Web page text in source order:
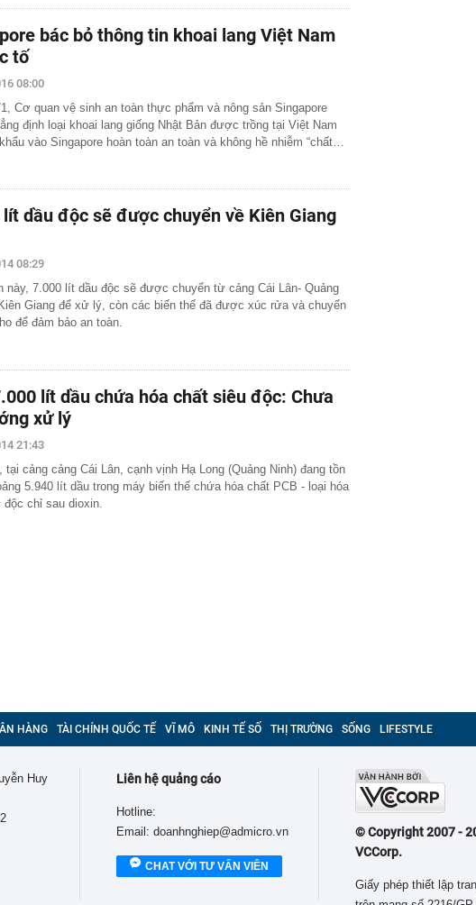
bác bỏ thông tin khoai lang Việt Nam
tố
08:00
Cơ quan vệ sinh an toàn thực phẩm và nông sản Singapore
định loại khoai lang giống Nhật Bản được trồng tại Việt Nam
vào Singapore hoàn toàn an toàn và không hề nhiễm “chất…
dầu độc sẽ được chuyển về Kiên Giang
08:29
này, 7.000 lít dầu độc sẽ được chuyển từ cảng Cái Lân- Quảng
Giang để xử lý, còn các biến thế đã được xúc rửa và chuyển
để đảm bảo an toàn.
lít dầu chứa hóa chất siêu độc: Chưa
xử lý
21:43
tại cảng cảng Cái Lân, cạnh vịnh Hạ Long (Quảng Ninh) đang tồn
5.940 lít dầu trong máy biến thế chứa hóa chất PCB - loại hóa
chỉ sau dioxin.
HÀNG TÀI CHÍNH QUỐC TẾ VĨ MÔ KINH TẾ SỐ THỊ TRƯỜNG SỐNG LIFESTYLE
Huy
Liên hệ quảng cáo
Hotline:
Email: doanhnghiep@admicro.vn
CHAT VỚI TƯ VẤN VIÊN
© Copyright 2007 -
VCCorp.
Giấy phép thiết lập